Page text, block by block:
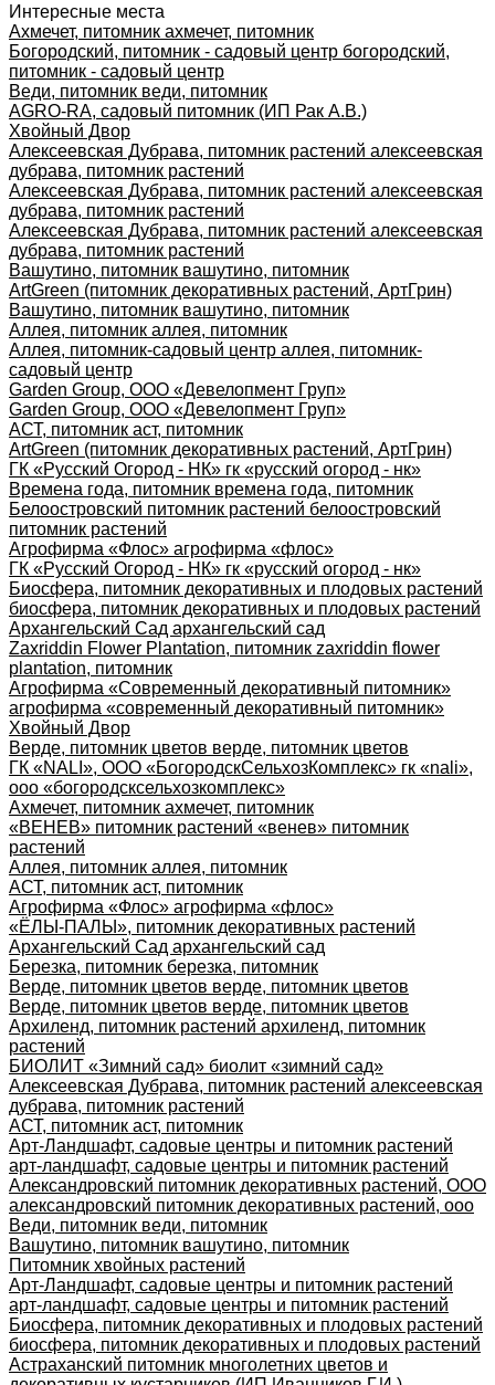
Интересные места
Ахмечет, питомник ахмечет, питомник
Богородский, питомник - садовый центр богородский,
питомник - садовый центр
Веди, питомник веди, питомник
AGRO-RA, садовый питомник (ИП Рак А.В.)
Хвойный Двор
Алексеевская Дубрава, питомник растений алексеевская
дубрава, питомник растений
Алексеевская Дубрава, питомник растений алексеевская
дубрава, питомник растений
Алексеевская Дубрава, питомник растений алексеевская
дубрава, питомник растений
Вашутино, питомник вашутино, питомник
ArtGreen (питомник декоративных растений, АртГрин)
Вашутино, питомник вашутино, питомник
Аллея, питомник аллея, питомник
Аллея, питомник-садовый центр аллея, питомник-
садовый центр
Garden Group, ООО «Девелопмент Груп»
Garden Group, ООО «Девелопмент Груп»
АСТ, питомник аст, питомник
ArtGreen (питомник декоративных растений, АртГрин)
ГК «Русский Огород - НК» гк «русский огород - нк»
Времена года, питомник времена года, питомник
Белоостровский питомник растений белоостровский
питомник растений
Агрофирма «Флос» агрофирма «флос»
ГК «Русский Огород - НК» гк «русский огород - нк»
Биосфера, питомник декоративных и плодовых растений
биосфера, питомник декоративных и плодовых растений
Архангельский Сад архангельский сад
Zaxriddin Flower Plantation, питомник zaxriddin flower
plantation, питомник
Агрофирма «Современный декоративный питомник»
агрофирма «современный декоративный питомник»
Хвойный Двор
Верде, питомник цветов верде, питомник цветов
ГК «NALI», ООО «БогородскСельхозКомплекс» гк «nali»,
ооо «богородсксельхозкомплекс»
Ахмечет, питомник ахмечет, питомник
«ВЕНЕВ» питомник растений «венев» питомник
растений
Аллея, питомник аллея, питомник
АСТ, питомник аст, питомник
Агрофирма «Флос» агрофирма «флос»
«ЁЛЫ-ПАЛЫ», питомник декоративных растений
Архангельский Сад архангельский сад
Березка, питомник березка, питомник
Верде, питомник цветов верде, питомник цветов
Верде, питомник цветов верде, питомник цветов
Архиленд, питомник растений архиленд, питомник
растений
БИОЛИТ «Зимний сад» биолит «зимний сад»
Алексеевская Дубрава, питомник растений алексеевская
дубрава, питомник растений
АСТ, питомник аст, питомник
Арт-Ландшафт, садовые центры и питомник растений
арт-ландшафт, садовые центры и питомник растений
Александровский питомник декоративных растений, ООО
александровский питомник декоративных растений, ооо
Веди, питомник веди, питомник
Вашутино, питомник вашутино, питомник
Питомник хвойных растений
Арт-Ландшафт, садовые центры и питомник растений
арт-ландшафт, садовые центры и питомник растений
Биосфера, питомник декоративных и плодовых растений
биосфера, питомник декоративных и плодовых растений
Астраханский питомник многолетних цветов и